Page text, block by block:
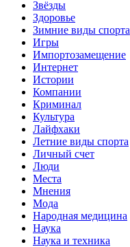
Звёзды
Здоровье
Зимние виды спорта
Игры
Импортозамещение
Интернет
Истории
Компании
Криминал
Культура
Лайфхаки
Летние виды спорта
Личный счет
Люди
Места
Мнения
Мода
Народная медицина
Наука
Наука и техника